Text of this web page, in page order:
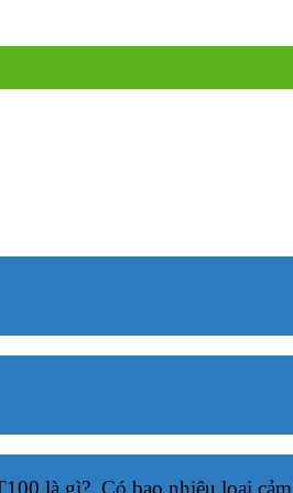
là gì?. Có bao nhiêu loại